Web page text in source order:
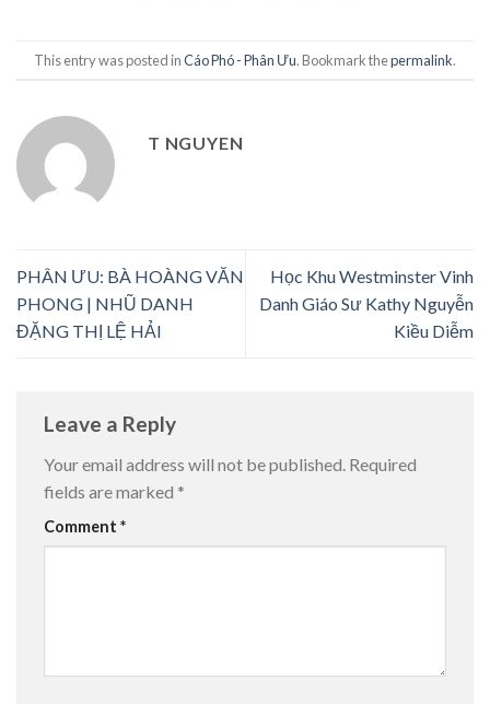
This entry was posted inCáo Phó - Phân Ưu. Bookmark thepermalink.
T NGUYEN
PHÂN ƯU: BÀ HOÀNG VĂN
PHONG | NHŨ DANH
ĐẶNG THỊ LỆ HẢI
Học Khu Westminster Vinh
Danh Giáo Sư Kathy Nguyễn
Kiều Diễm
Leave a Reply
Your email address will not be published. Required
fields are marked *
Comment *